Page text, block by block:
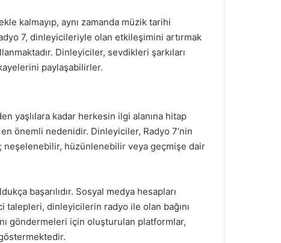
kalmayıp, aynı zamanda müzik tarihi
7, dinleyicileriyle olan etkileşimini artırmak
Dinleyiciler, sevdikleri şarkıları
paylaşabilirler.
yaşlılara kadar herkesin ilgi alanına hitap
önemli nedenidir. Dinleyiciler, Radyo 7’nin
neşelenebilir, hüzünlenebilir veya geçmişe dair
başarılıdır. Sosyal medya hesapları
dinleyicilerin radyo ile olan bağını
göndermeleri için oluşturulan platformlar,